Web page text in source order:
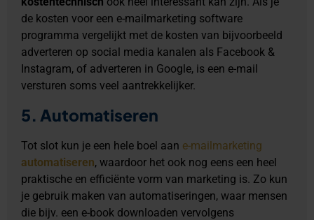
de kosten voor een e-mailmarketing software
programma vergelijkt met de kosten van bijvoorbeeld
adverteren op social media kanalen als Facebook &
Instagram, of adverteren in Google, is een e-mail
versturen soms veel aantrekkelijker.
5. Automatiseren
Tot slot kun je een hele boel aan e-mailmarketing
automatiseren, waardoor het ook nog eens een heel
praktische en efficiënte vorm van marketing is. Zo kun
je gebruik maken van automatiseringen, waar mensen
die bijv. een e-book downloaden vervolgens